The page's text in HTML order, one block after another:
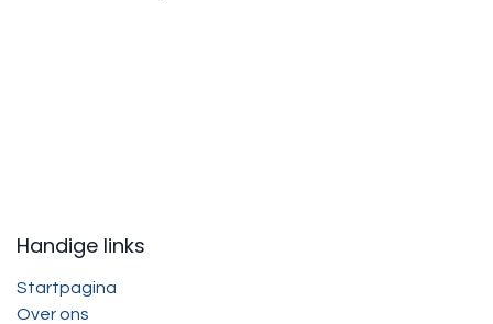
Handige links
Startpagina
Over ons